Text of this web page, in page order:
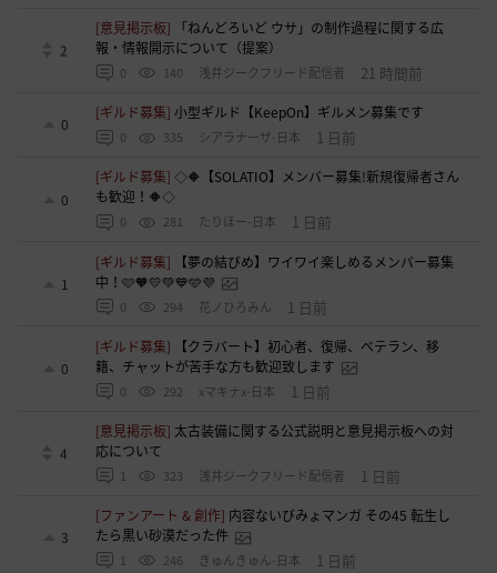
2
[意見掲示板]
「ねんどろいど ウサ」の制作過程に関する広
報・情報開示について（提案）
0 140 浅井ジークフリード配信者 21 時間前
0
[ギルド募集]小型ギルド【KeepOn】ギルメン募集です
0 335 シアラナーザ-日本 1 日前
0
[ギルド募集]◇🔶【SOLATIO】メンバー募集!新規復帰者さん
も歓迎！🔶◇
0 281 たりほー-日本 1 日前
1
[ギルド募集]
【夢の結びめ】ワイワイ楽しめるメンバー募集
中！🩷🧡💛💚💙🩵💜
0 294 花ノひろみん 1 日前
0
[ギルド募集]
【クラバート】初心者、復帰、ベテラン、移
籍、チャットが苦手な方も歓迎致します
0 292 xマキナx-日本 1 日前
4
[意見掲示板] 太古装備に関する公式説明と意見掲示板への対
応について
1 323 浅井ジークフリード配信者 1 日前
3
[ファンアート & 創作] 内容ないびみょマンガ その45 転生し
たら黒い砂漠だった件
1 246 きゅんきゅん-日本 1 日前